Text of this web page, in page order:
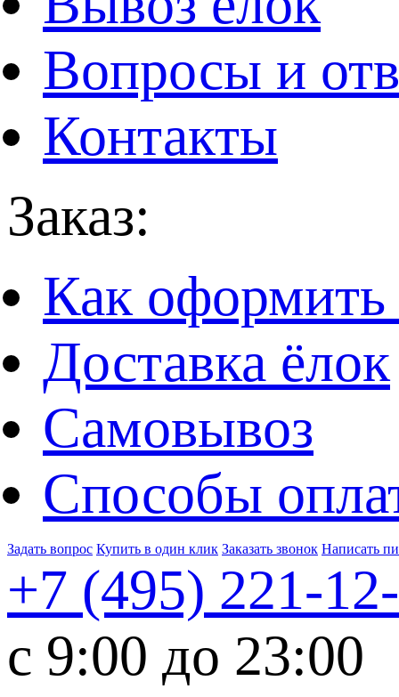
Вопросы и
Контакты
Заказ:
Как оформить
Доставка ёлок
Самовывоз
Способы
Задать вопрос Купить в один клик Заказать звонок Написать
+7 (495) 221-
c 9:00 до 23:00